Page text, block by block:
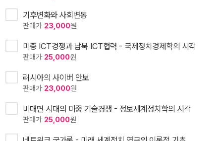
기후변화와 사회변동
판매가 23,000원
미중 ICT경쟁과 남북 ICT협력 - 국제정치경제학의 시각
판매가 25,000원
러시아의 사이버 안보
판매가 23,000원
비대면 시대의 미중 기술경쟁 - 정보세계정치학의 시각
판매가 25,000원